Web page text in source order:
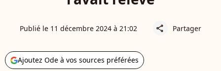
Publié le 11 décembre 2024 à 21:02 share Partager
Ajoutez Ode à vos sources préférées